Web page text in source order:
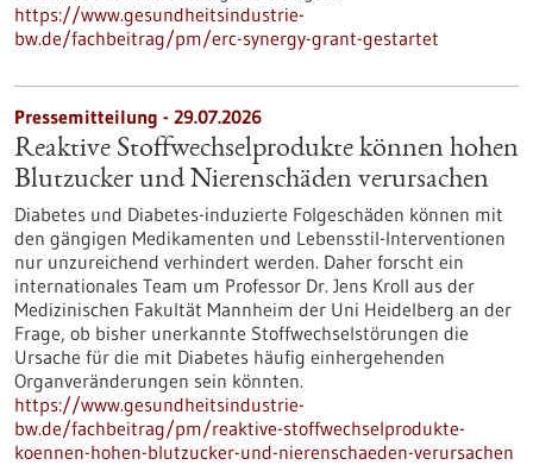
https://www.gesundheitsindustrie-
bw.de/fachbeitrag/pm/erc-synergy-grant-gestartet
Pressemitteilung - 29.07.2026
Reaktive Stoffwechselprodukte können hohen
Blutzucker und Nierenschäden verursachen
Diabetes und Diabetes-induzierte Folgeschäden können mit
den gängigen Medikamenten und Lebensstil-Interventionen
nur unzureichend verhindert werden. Daher forscht ein
internationales Team um Professor Dr. Jens Kroll aus der
Medizinischen Fakultät Mannheim der Uni Heidelberg an der
Frage, ob bisher unerkannte Stoffwechselstörungen die
Ursache für die mit Diabetes häufig einhergehenden
Organveränderungen sein könnten.
https://www.gesundheitsindustrie-
bw.de/fachbeitrag/pm/reaktive-stoffwechselprodukte-
koennen-hohen-blutzucker-und-nierenschaeden-verursachen